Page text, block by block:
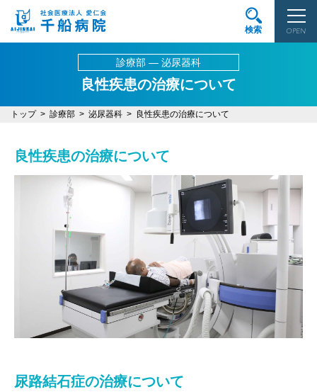
OPEN
検索
診療部 ― 泌尿器科
良性疾患の治療について
トップ 診療部 泌尿器科 良性疾患の治療について
良性疾患の治療について
尿路結石症の治療について